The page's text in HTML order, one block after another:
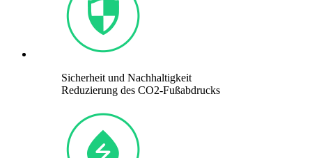
Sicherheit und Nachhaltigkeit
Reduzierung des CO2-Fußabdrucks